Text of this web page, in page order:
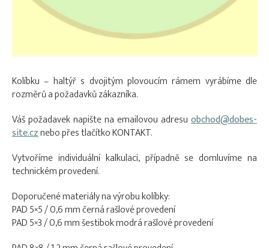
Kolíbku – haltýř s dvojitým plovoucím rámem vyrábíme dle
rozměrů a požadavků zákazníka.
Váš požadavek napište na emailovou adresu obchod@dobes-
site.cznebo přes tlačítko KONTAKT.
Vytvoříme individuální kalkulaci, případně se domluvíme na
technickém provedení.
Doporučené materiály na výrobu kolíbky:
PAD 5×5 / 0,6 mm černá rašlové provedení
PAD 5×3 / 0,6 mm šestibok modrá rašlové provedení